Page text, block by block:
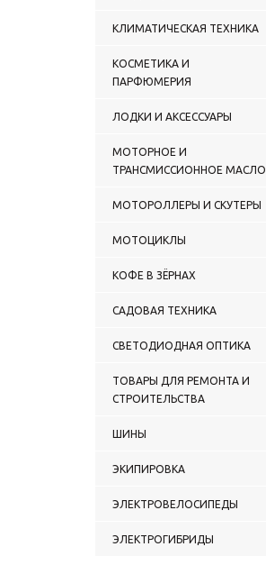
КЛИМАТИЧЕСКАЯ ТЕХНИКА
КОСМЕТИКА И
ПАРФЮМЕРИЯ
ЛОДКИ И АКСЕССУАРЫ
МОТОРНОЕ И
ТРАНСМИССИОННОЕ МАСЛО
МОТОРОЛЛЕРЫ И СКУТЕРЫ
МОТОЦИКЛЫ
КОФЕ В ЗЁРНАХ
САДОВАЯ ТЕХНИКА
СВЕТОДИОДНАЯ ОПТИКА
ТОВАРЫ ДЛЯ РЕМОНТА И
СТРОИТЕЛЬСТВА
ШИНЫ
ЭКИПИРОВКА
ЭЛЕКТРОВЕЛОСИПЕДЫ
ЭЛЕКТРОГИБРИДЫ